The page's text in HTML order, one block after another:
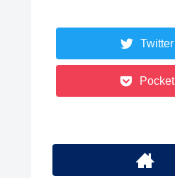
Twitter
Pocket